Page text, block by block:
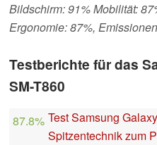
Bildschirm: 91% Mobilität:
Ergonomie: 87%,
Testberichte für das
SM-T860
87.8% Test Samsung
Spitzentechnik zum